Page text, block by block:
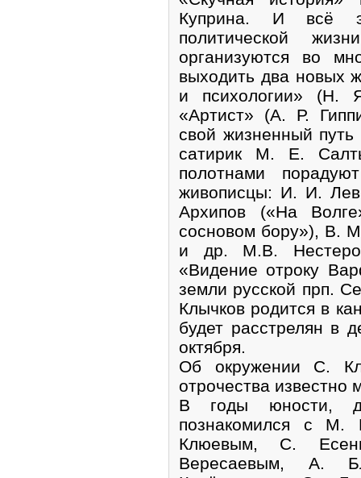
Куприна. И всё
политической
организуются во
выходить два новых
и психологии» (Н.
«Артист» (А. Р.
свой жизненный путь
сатирик М. Е.
полотнами
живописцы: И. И.
Архипов («На
сосновом бору»), В.
и др. М.В.
«Видение отроку
земли русской прп.
Клычков родится в
будет расстрелян в
октября.
Об окружении С.
отрочества известно
В годы юности,
познакомился с М.
Клюевым, С.
Вересаевым, А.